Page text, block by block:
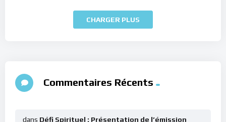
CHARGER PLUS
Commentaires Récents
dans Défi Spirituel : Présentation de l’émission